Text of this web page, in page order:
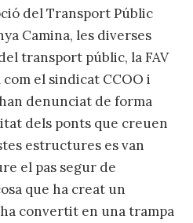
del Transport Públic
Camina, les diverses
transport públic, la FAV
el sindicat CCOO i
denunciat de forma
dels ponts que creuen
estructures es van
el pas segur de
que ha creat un
convertit en una trampa